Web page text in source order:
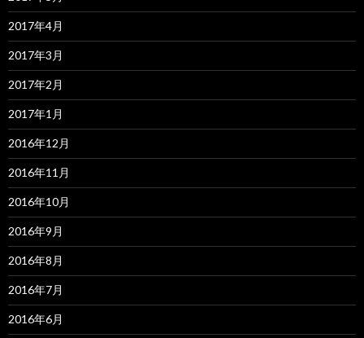
2017年4月
2017年3月
2017年2月
2017年1月
2016年12月
2016年11月
2016年10月
2016年9月
2016年8月
2016年7月
2016年6月